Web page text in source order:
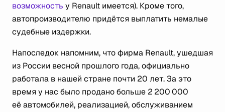
возможность у Renault имеется). Кроме того,
автопроизводителю придётся выплатить немалые
судебные издержки.
Напоследок напомним, что фирма Renault, ушедшая
из России весной прошлого года, официально
работала в нашей стране почти 20 лет. За это
время у нас было продано больше 2 200 000
её автомобилей, реализацией, обслуживанием